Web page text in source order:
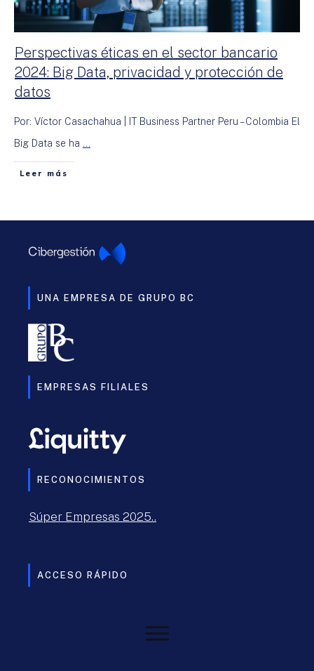
Perspectivas éticas en el sector bancario
2024: Big Data, privacidad y protección de
datos
Por: Víctor Casachahua | IT Business Partner Peru – Colombia El
Big Data se ha ...
Leer más
UNA EMPRESA DE GRUPO BC
EMPRESAS FILIALES
RECONOCIMIENTOS
Súper Empresas 2025..
ACCESO RÁPIDO